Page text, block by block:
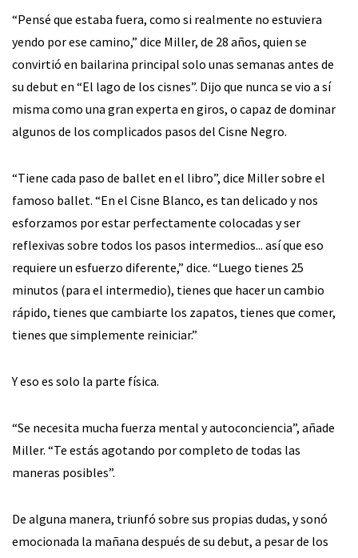
“Pensé que estaba fuera, como si realmente no estuviera
yendo por ese camino,” dice Miller, de 28 años, quien se
convirtió en bailarina principal solo unas semanas antes de
su debut en “El lago de los cisnes”. Dijo que nunca se vio a sí
misma como una gran experta en giros, o capaz de dominar
algunos de los complicados pasos del Cisne Negro.
“Tiene cada paso de ballet en el libro”, dice Miller sobre el
famoso ballet. “En el Cisne Blanco, es tan delicado y nos
esforzamos por estar perfectamente colocadas y ser
reflexivas sobre todos los pasos intermedios... así que eso
requiere un esfuerzo diferente,” dice. “Luego tienes 25
minutos (para el intermedio), tienes que hacer un cambio
rápido, tienes que cambiarte los zapatos, tienes que comer,
tienes que simplemente reiniciar.”
Y eso es solo la parte física.
“Se necesita mucha fuerza mental y autoconciencia”, añade
Miller. “Te estás agotando por completo de todas las
maneras posibles”.
De alguna manera, triunfó sobre sus propias dudas, y sonó
emocionada la mañana después de su debut, a pesar de los